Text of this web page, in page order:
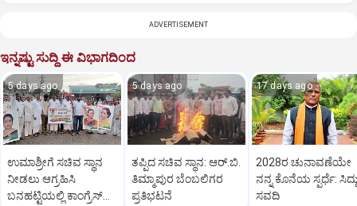
ADVERTISEMENT
ಇನ್ನಷ್ಟು ಸುದ್ದಿ ಈ ವಿಭಾಗದಿಂದ
5 days ago
ಉಮಾಶ್ರೀಗೆ ಸಚಿವ ಸ್ಥಾನ
ನೀಡಲು ಆಗ್ರಹಿಸಿ
ಬನಹಟ್ಟಿಯಲ್ಲಿ ಕಾಂಗ್ರೆಸ್
5 days ago
ತಪ್ಪಿದ ಸಚಿವ ಸ್ಥಾನ: ಆರ್.ಬಿ.
ತಿಮ್ಮಾಪುರ ಬೆಂಬಲಿಗರ
ಪ್ರತಿಭಟನೆ
17 days ago
2028ರ ಚುನಾವಣೆಯೇ
ನನ್ನ ಕೊನೆಯ ಸ್ಪರ್ಧೆ:
ಸವದಿ